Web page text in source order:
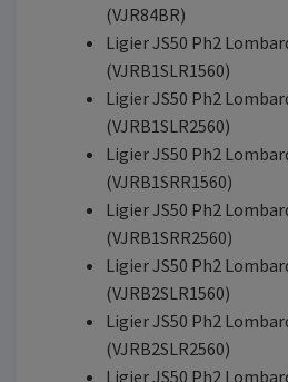
(VJR84BR)
Ligier JS50 Ph2
(VJRB1SLR1560)
Ligier JS50 Ph2
(VJRB1SLR2560)
Ligier JS50 Ph2
(VJRB1SRR1560)
Ligier JS50 Ph2
(VJRB1SRR2560)
Ligier JS50 Ph2
(VJRB2SLR1560)
Ligier JS50 Ph2
(VJRB2SLR2560)
Ligier JS50 Ph2